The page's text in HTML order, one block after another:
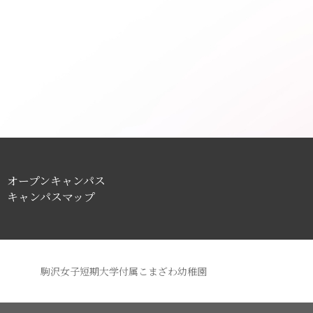
オープンキャンパス
キャンパスマップ
駒沢女子短期大学付属こまざわ幼稚園